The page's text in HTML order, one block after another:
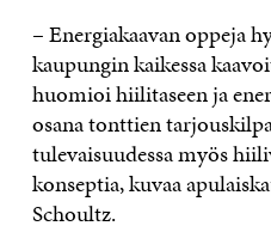
– Energiakaavan oppeja
kaupungin kaikessa
huomioi hiilitaseen ja
osana tonttien
tulevaisuudessa myös
konseptia, kuvaa
Schoultz.